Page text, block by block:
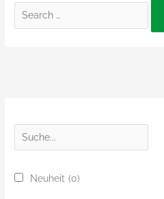
Suchen
u
Neuheit (0)